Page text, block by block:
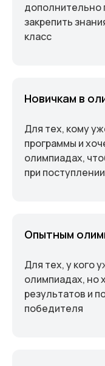
дополнительно
закрепить
класс
Новичкам в
Для тех, кому
программы и
олимпиадах,
при поступлении
Опытным
Для тех, у кого
олимпиадах, но
результатов и
победителя